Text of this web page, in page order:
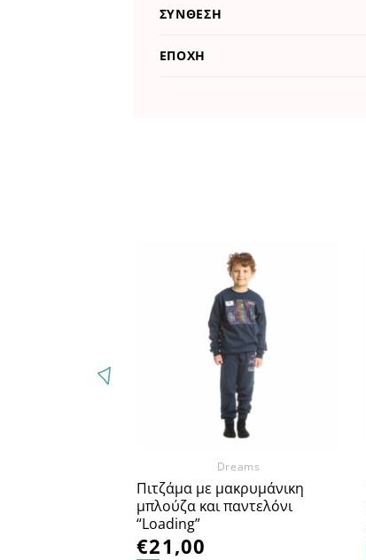
ΣΎΝΘΕΣΗ
ΕΠΟΧΉ
Dreams
Πιτζάμα με μακρυμάνικη
μπλούζα και παντελόνι
“Loading”
€21,00